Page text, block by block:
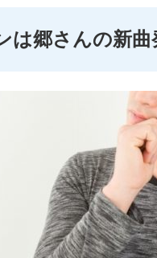
は郷さんの新曲